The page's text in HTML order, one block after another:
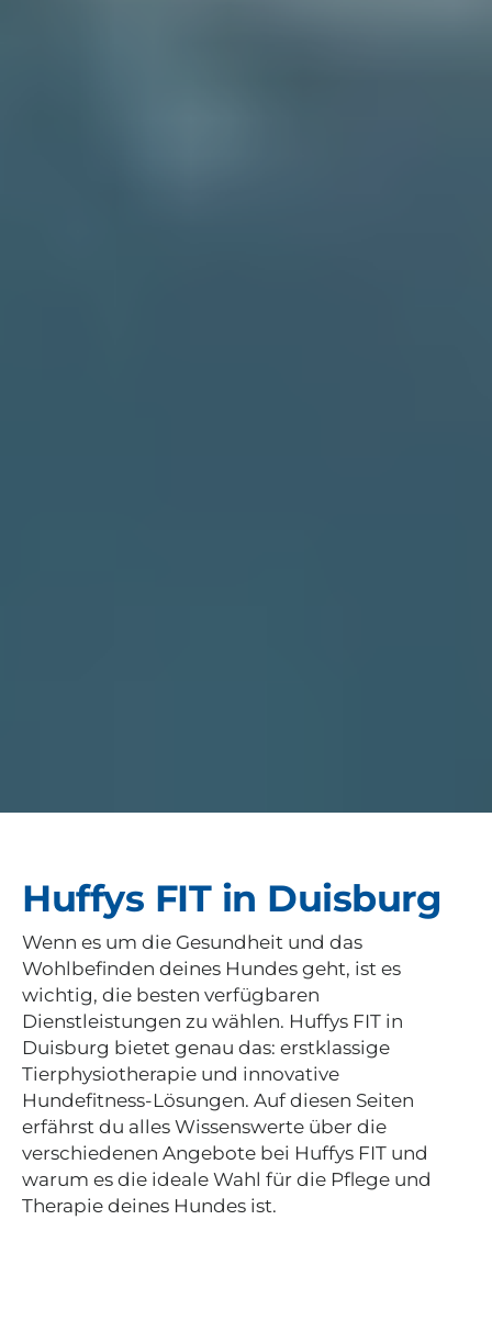
Huffys FIT in Duisburg
Wenn es um die Gesundheit und das
Wohlbefinden deines Hundes geht, ist es
wichtig, die besten verfügbaren
Dienstleistungen zu wählen. Huffys FIT in
Duisburg bietet genau das: erstklassige
Tierphysiotherapie und innovative
Hundefitness-Lösungen. Auf diesen Seiten
erfährst du alles Wissenswerte über die
verschiedenen Angebote bei Huffys FIT und
warum es die ideale Wahl für die Pflege und
Therapie deines Hundes ist.